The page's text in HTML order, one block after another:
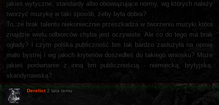
jakieś wytyczne, standardy albo obowiązujące normy, wg których należy
tworzyć muzykę w taki sposób, żeby była dobra?
To, że brak talentu niekoniecznie przeszkadza w tworzeniu muzyki która
znajdzie wielu odbiorców chyba jest oczywiste. Ale co do tego ma brak
ogłady? I czym polska publiczność bm tak bardzo zasłużyła na opinię
mało bystrej i wg jakich kryteriów doszedłeś do takiego wniosku? Może
jakieś porównanie z inną bm publicznością - niemiecką, brytyjską,
skandynawską?
Derelict 2 lata temu